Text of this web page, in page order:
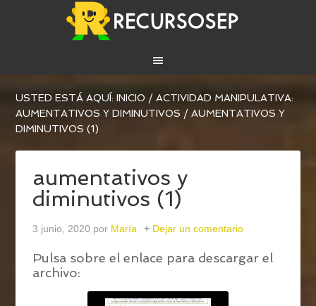
USTED ESTÁ AQUÍ:INICIO / ACTIVIDAD MANIPULATIVA:
AUMENTATIVOS Y DIMINUTIVOS / AUMENTATIVOS Y
DIMINUTIVOS (1)
aumentativos y
diminutivos (1)
3 junio, 2020 por María Dejar un comentario
Pulsa sobre el enlace para descargar el
archivo: